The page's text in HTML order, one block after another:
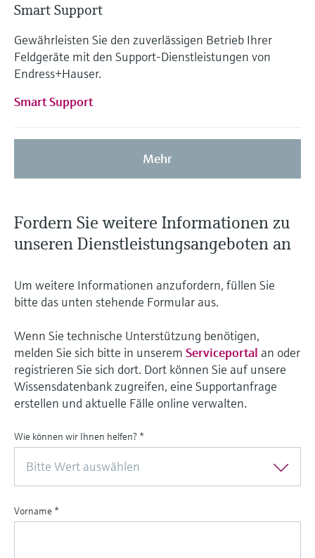
Smart Support
Gewährleisten Sie den zuverlässigen Betrieb Ihrer
Feldgeräte mit den Support-Dienstleistungen von
Endress+Hauser.
Smart Support
Mehr
Fordern Sie weitere Informationen zu
unseren Dienstleistungsangeboten an
Um weitere Informationen anzufordern, füllen Sie
bitte das unten stehende Formular aus.
Wenn Sie technische Unterstützung benötigen,
melden Sie sich bitte in unserem Serviceportal an oder
registrieren Sie sich dort. Dort können Sie auf unsere
Wissensdatenbank zugreifen, eine Supportanfrage
erstellen und aktuelle Fälle online verwalten.
Wie können wir Ihnen helfen? *
Bitte Wert auswählen
Vorname *